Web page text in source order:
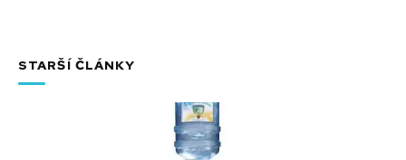
STARŠÍ ČLÁNKY